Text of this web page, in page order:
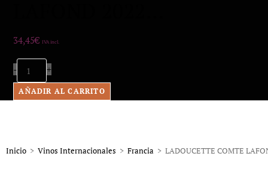
34,45€ IVA incl.
- +
AÑADIR AL CARRITO
Inicio > Vinos Internacionales > Francia > LADOUCETTE COMTE